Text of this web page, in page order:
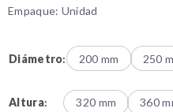
Empaque: Unidad
Diámetro: 200 mm 250
Altura: 320 mm 360